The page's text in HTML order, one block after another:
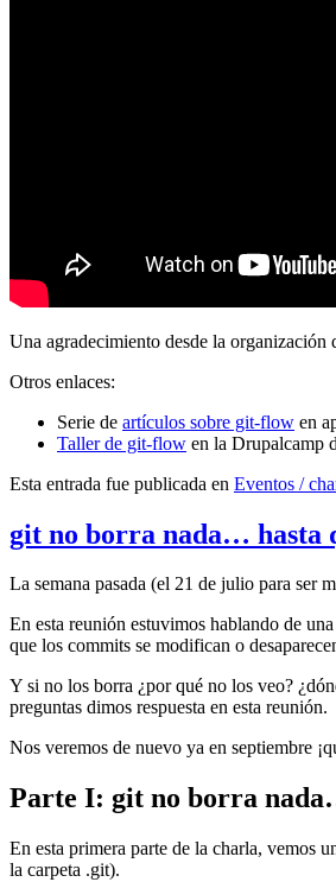
Una agradecimiento desde la organización
Otros enlaces:
Serie de artículos sobre git-flow en
Taller de git-flow en la Drupalcamp
Esta entrada fue publicada en Eventos /
git no borra nada… hasta
La semana pasada (el 21 de julio para ser
En esta reunión estuvimos hablando de
que los commits se modifican o
Y si no los borra ¿por qué no los veo?
preguntas dimos respuesta en esta reunión.
Nos veremos de nuevo ya en septiembre
Parte I: git no borra
En esta primera parte de la charla, vemos
la carpeta .git).